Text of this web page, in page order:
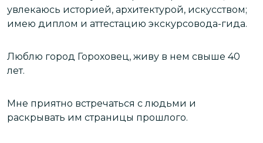
увлекаюсь историей, архитектурой, искусством;
имею диплом и аттестацию экскурсовода-гида.
Люблю город Гороховец, живу в нем свыше 40
лет.
Мне приятно встречаться с людьми и
раскрывать им страницы прошлого.